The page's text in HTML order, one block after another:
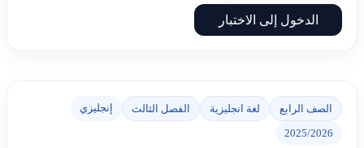
الدخول إلى الاختبار
الصف الرابع لغة انجليزية الفصل الثالث إنجليزي
2025/2026